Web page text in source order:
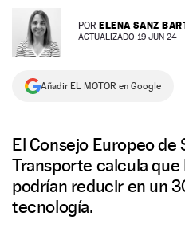
NEWSLETTER POR ELENA SANZ
ACTUALIZADO 19 JUN 24 -
Añadir EL MOTOR en Google
El Consejo Europeo de
Transporte calcula
podrían reducir en un
tecnología.